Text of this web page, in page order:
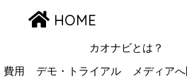
HOME
カオナビとは？
費用 デモ・トライアル メディア